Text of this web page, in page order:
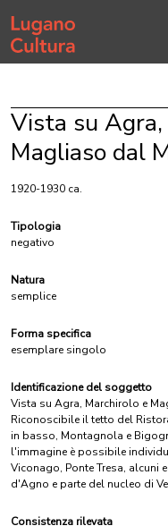
Home page
Vista su
Magliaso dal
1920-1930 ca.
Tipologia
negativo
Natura
semplice
Forma specifica
esemplare singolo
Identificazione del soggetto
Vista su Agra, Marchirolo e
Riconoscibile il tetto del
in basso, Montagnola e
l'immagine è possibile
Viconago, Ponte Tresa, alcuni
d'Agno e parte del nucleo di
Consistenza rilevata